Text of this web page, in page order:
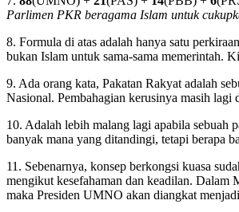
Parlimen PKR beragama Islam untuk
8. Formula di atas adalah hanya satu
bukan Islam untuk sama-sama memerintah.
9. Ada orang kata, Pakatan Rakyat adalah
Nasional. Pembahagian kerusinya masih lagi
10. Adalah lebih malang lagi apabila sebuah
banyak mana yang ditandingi, tetapi berapa
11. Sebenarnya, konsep berkongsi kuasa
mengikut kesefahaman dan keadilan.
maka Presiden UMNO akan diangkat